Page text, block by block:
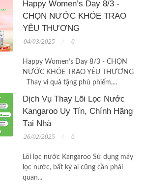
Happy Women’s Day 8/3 -
CHỌN NƯỚC KHỎE TRAO
YÊU THƯƠNG
04/03/2025 0
Happy Women’s Day 8/3 - CHỌN
NƯỚC KHỎE TRAO YÊU THƯƠNG
Thay vì quà tặng phù phiếm,...
Dịch Vụ Thay Lõi Lọc Nước
Kangaroo Uy Tín, Chính Hãng
Tại Nhà
26/02/2025 0
Lõi lọc nước Kangaroo Sử dụng máy
lọc nước, bất kỳ ai cũng cần phải
quan...